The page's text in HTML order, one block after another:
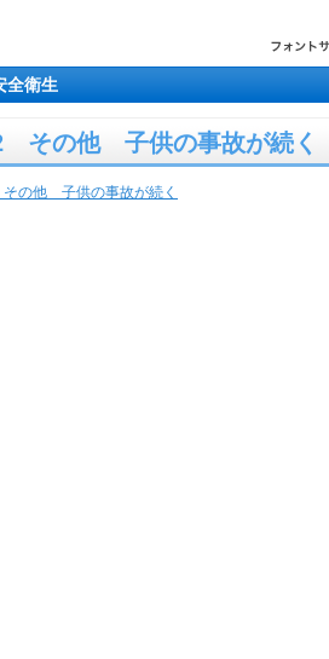
衛生
その他 子供の事故が続く
の他 子供の事故が続く